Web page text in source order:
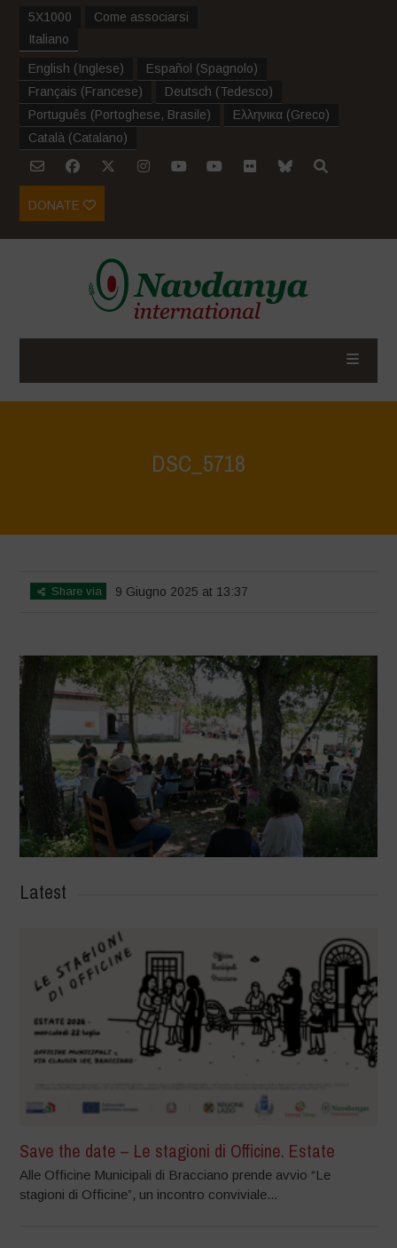
5X1000
Come associarsi
Italiano
English (Inglese) Español (Spagnolo)
Français (Francese) Deutsch (Tedesco)
Português (Portoghese, Brasile) Ελληνικα (Greco)
Català (Catalano)
DONATE
DSC_5718
Share via 9 Giugno 2025 at 13:37
Latest
Save the date – Le stagioni di Officine. Estate
Alle Officine Municipali di Bracciano prende avvio “Le
stagioni di Officine”, un incontro conviviale...